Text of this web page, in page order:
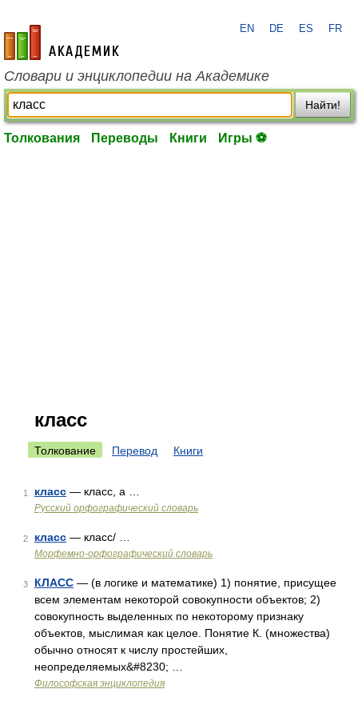
academic.ru
EN DE ES FR
Словари и энциклопедии на Академике
Найти!
Толкования Переводы Книги Игры ⚽
класс
Толкование Перевод Книги
1 класс — класс, а …
Русский орфографический словарь
2 класс — класс/ …
Морфемно-орфографический словарь
3 КЛАСС — (в логике и математике) 1) понятие, присущее
всем элементам некоторой совокупности объектов; 2)
совокупность выделенных по некоторому признаку
объектов, мыслимая как целое. Понятие К. (множества)
обычно относят к числу простейших,
неопределяемых&#8230; …
Философская энциклопедия